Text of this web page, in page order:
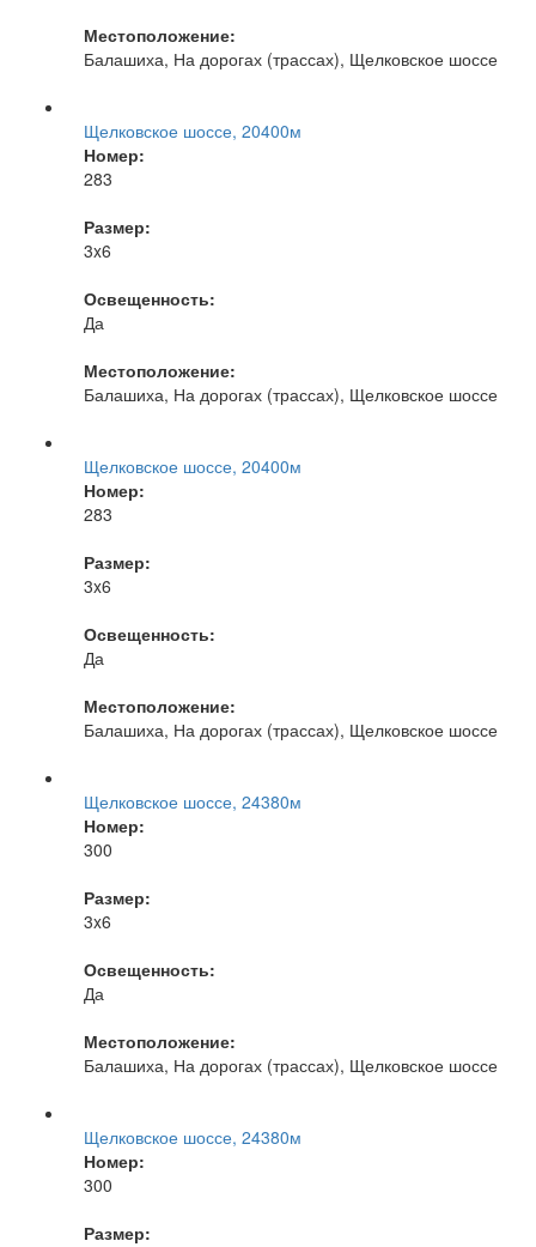
Местоположение:
Балашиха, На дорогах (трассах), Щелковское шоссе
Щелковское шоссе, 20400м
Номер:
283
Размер:
3x6
Освещенность:
Да
Местоположение:
Балашиха, На дорогах (трассах), Щелковское шоссе
Щелковское шоссе, 20400м
Номер:
283
Размер:
3x6
Освещенность:
Да
Местоположение:
Балашиха, На дорогах (трассах), Щелковское шоссе
Щелковское шоссе, 24380м
Номер:
300
Размер:
3x6
Освещенность:
Да
Местоположение:
Балашиха, На дорогах (трассах), Щелковское шоссе
Щелковское шоссе, 24380м
Номер:
300
Размер: